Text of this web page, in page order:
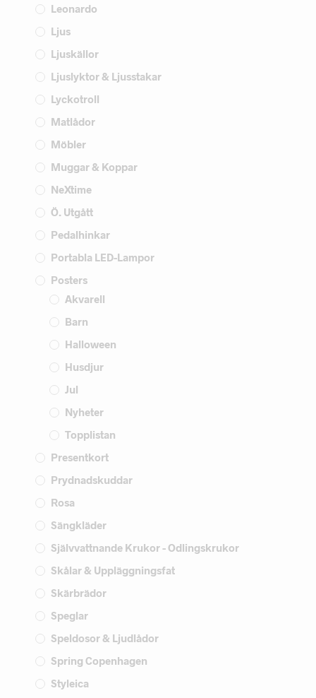
Leonardo
Ljus
Ljuskällor
Ljuslyktor & Ljusstakar
Lyckotroll
Matlådor
Möbler
Muggar & Koppar
NeXtime
Ö. Utgått
Pedalhinkar
Portabla LED-Lampor
Posters
Akvarell
Barn
Halloween
Husdjur
Jul
Nyheter
Topplistan
Presentkort
Prydnadskuddar
Rosa
Sängkläder
Självvattnande Krukor - Odlingskrukor
Skålar & Uppläggningsfat
Skärbrädor
Speglar
Speldosor & Ljudlådor
Spring Copenhagen
Styleica